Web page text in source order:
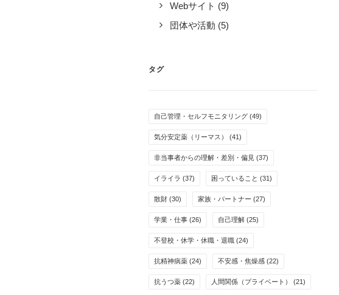
Webサイト (9)
団体や活動 (5)
タグ
自己管理・セルフモニタリング (49)
気分安定薬（リーマス） (41)
非当事者からの理解・差別・偏見 (37)
イライラ (37) 困っていること (31)
散財 (30) 家族・パートナー (27)
学業・仕事 (26) 自己理解 (25)
不登校・休学・休職・退職 (24)
抗精神病薬 (24) 不安感・焦燥感 (22)
抗うつ薬 (22) 人間関係（プライベート） (21)